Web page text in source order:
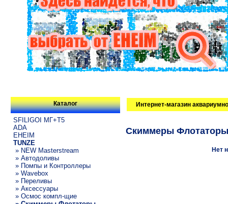
Каталог
SFILIGOI МГ+Т5
ADA
EHEIM
TUNZE
» NEW Masterstream
» Автодоливы
» Помпы и Контроллеры
» Wavebox
» Переливы
» Аксессуары
» Осмос компл-щие
Интернет-магазин
Скиммеры Флотаторы
Нет